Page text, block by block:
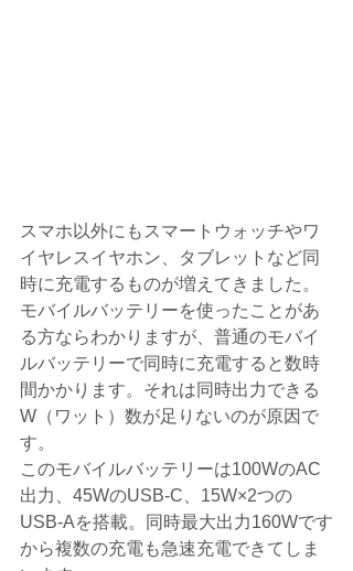
スマホ以外にもスマートウォッチやワ
イヤレスイヤホン、タブレットなど同
時に充電するものが増えてきました。
モバイルバッテリーを使ったことがあ
る方ならわかりますが、普通のモバイ
ルバッテリーで同時に充電すると数時
間かかります。それは同時出力できる
W（ワット）数が足りないのが原因で
す。
このモバイルバッテリーは100WのAC
出力、45WのUSB-C、15W×2つの
USB-Aを搭載。同時最大出力160Wです
から複数の充電も急速充電できてしま